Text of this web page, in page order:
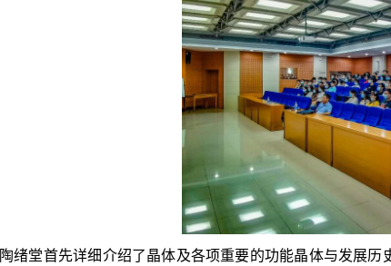
陶绪堂首先详细介绍了晶体及各项重要的功能晶体与发展